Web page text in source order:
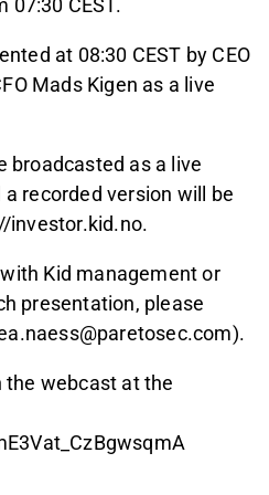
CEST.
at 08:30 CEST by CEO
Mads Kigen as a live
broadcasted as a live
recorded version will be
investor.kid.no.
Kid management or
presentation, please
the webcast at the